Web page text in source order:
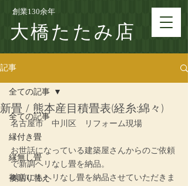
創業130余年
大橋たたみ店
記事
全ての記事
縁付き畳
縁無し畳
襖貼り替え
全ての記事
新畳 / 熊本産目積畳表(経糸:綿々)
名古屋市　中川区　リフォーム現場
お世話になっている建築屋さんからのご依頼
で新調ヘリなし畳を納品。
以前にもヘリなし畳を納品させていただきま